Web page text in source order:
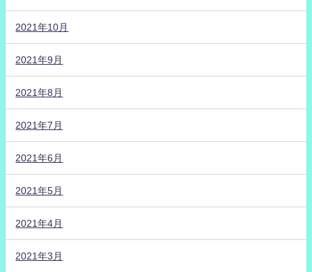
2021年10月
2021年9月
2021年8月
2021年7月
2021年6月
2021年5月
2021年4月
2021年3月